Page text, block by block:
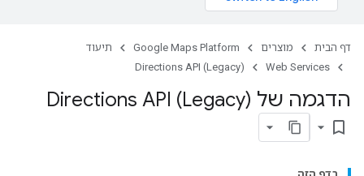
דף הבית מוצרים Google Maps Platform
תיעוד
Web Services
Directions API (Legacy)
הדגמה של Directions API (Legacy)
bookmark_border